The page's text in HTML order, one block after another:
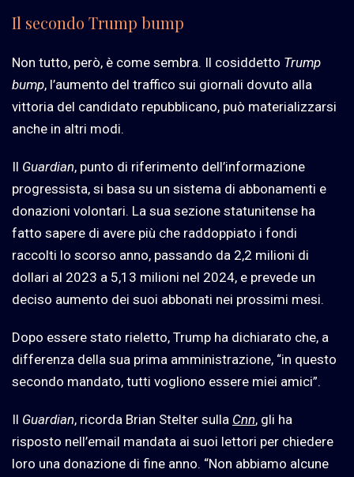
Il secondo Trump bump
Non tutto, però, è come sembra. Il cosiddetto Trump
bump, l’aumento del traffico sui giornali dovuto alla
vittoria del candidato repubblicano, può materializzarsi
anche in altri modi.
Il Guardian, punto di riferimento dell’informazione
progressista, si basa su un sistema di abbonamenti e
donazioni volontari. La sua sezione statunitense ha
fatto sapere di avere più che raddoppiato i fondi
raccolti lo scorso anno, passando da 2,2 milioni di
dollari al 2023 a 5,13 milioni nel 2024, e prevede un
deciso aumento dei suoi abbonati nei prossimi mesi.
Dopo essere stato rieletto, Trump ha dichiarato che, a
differenza della sua prima amministrazione, “in questo
secondo mandato, tutti vogliono essere miei amici”.
Il Guardian, ricorda Brian Stelter sulla Cnn, gli ha
risposto nell’email mandata ai suoi lettori per chiedere
loro una donazione di fine anno. “Non abbiamo alcune